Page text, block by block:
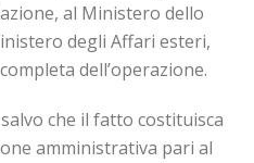
al Ministero dello
degli Affari esteri,
del­l’o­perazione.
che il fatto costituisca
amministrativa pari al